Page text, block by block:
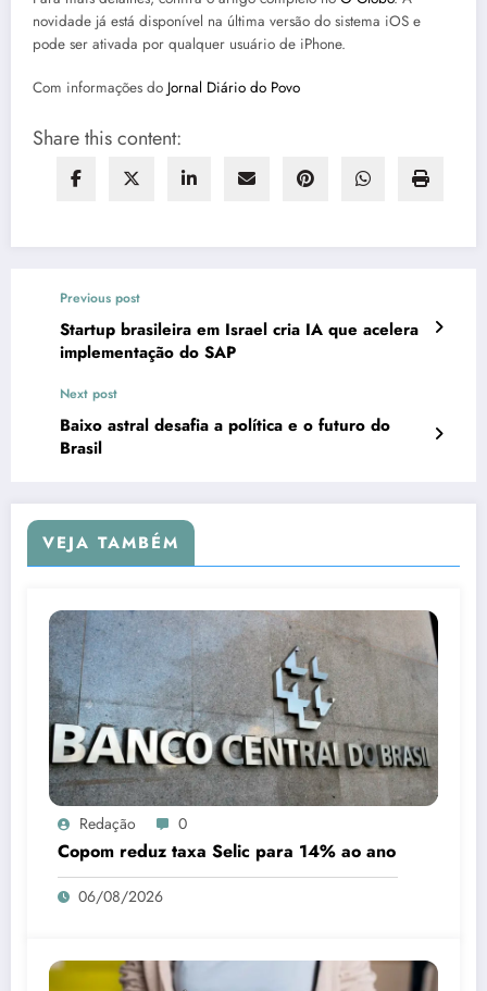
novidade já está disponível na última versão do sistema iOS e
pode ser ativada por qualquer usuário de iPhone.
Com informações do Jornal Diário do Povo
Share this content:
Previous post
Startup brasileira em Israel cria IA que acelera
implementação do SAP
Next post
Baixo astral desafia a política e o futuro do
Brasil
VEJA TAMBÉM
Redação 0
Copom reduz taxa Selic para 14% ao ano
06/08/2026